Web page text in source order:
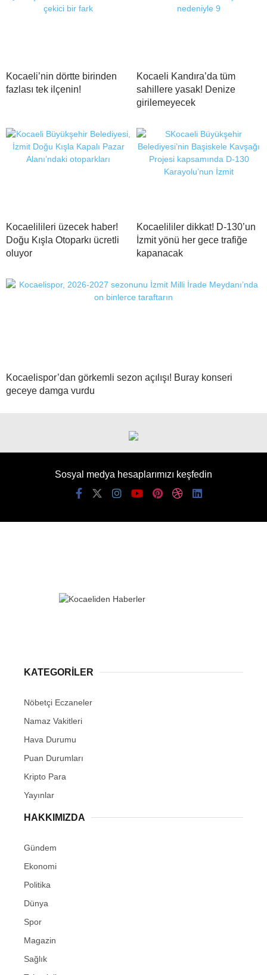
Kocaeli’nin dörtte birinden
fazlası tek ilçenin!
Kocaeli Kandıra’da tüm
sahillere yasak! Denize
girilemeyecek
Kocaelilileri üzecek haber!
Doğu Kışla Otoparkı ücretli
oluyor
Kocaelililer dikkat! D-130’un
İzmit yönü her gece trafiğe
kapanacak
Kocaelispor’dan görkemli sezon açılışı! Buray konseri
geceye damga vurdu
Sosyal medya hesaplarımızı keşfedin
KATEGORİLER
Nöbetçi Eczaneler
Namaz Vakitleri
Hava Durumu
Puan Durumları
Kripto Para
Yayınlar
HAKKIMIZDA
Gündem
Ekonomi
Politika
Dünya
Spor
Magazin
Sağlık